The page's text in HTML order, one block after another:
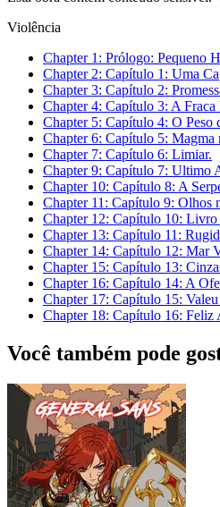
Violência
Chapter 1 : Prólogo: Pequeno
Chapter 2: Capítulo 1: Uma
Chapter3: Capítulo 2:
Chapter4: Capítulo 3: A Fraca
Chapter 5: Capítulo 4: O Peso
Chapter6: Capítulo 5: Magma
Chapter 7: Capítulo 6: Limiar.
Chapter9: Capítulo 7: Ultimo
Chapter 10: Capítulo 8: A
Chapter 11 : Capítulo 9: Olhos
Chapter 12: Capítulo 10: Livro
Chapter 13: Capítulo 11:
Chapter 14: Capítulo 12: Mar
Chapter 15: Capítulo 13:
Chapter 16: Capítulo 14: A
Chapter 17: Capítulo 15: Valeu
Chapter 18: Capítulo 16: Feliz
Você também pode